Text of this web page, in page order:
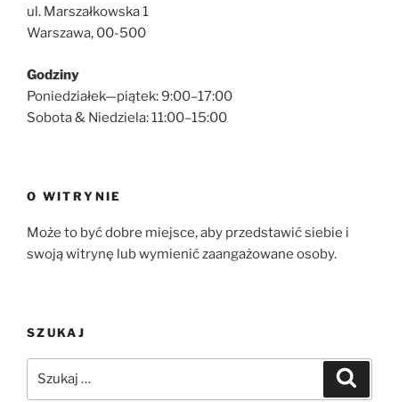
ul. Marszałkowska 1
Warszawa, 00-500
Godziny
Poniedziałek—piątek: 9:00–17:00
Sobota & Niedziela: 11:00–15:00
O WITRYNIE
Może to być dobre miejsce, aby przedstawić siebie i
swoją witrynę lub wymienić zaangażowane osoby.
SZUKAJ